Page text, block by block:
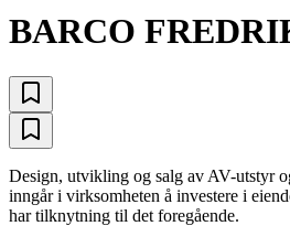
BARCO
Design, utvikling og salg av AV-utstyr
inngår i virksomheten å investere i
har tilknytning til det foregående.